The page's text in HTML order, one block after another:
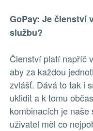
GoPay: Je členství
službu?
Členství platí napříč
aby za každou
zvlášť. Dává to tak i
uklidit a k tomu
kombinacích je
uživatel měl co